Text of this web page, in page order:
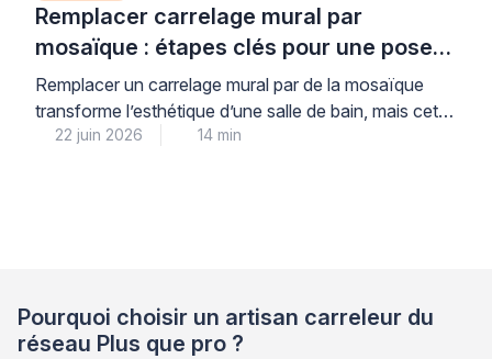
Remplacer carrelage mural par
mosaïque : étapes clés pour une pose
durable
Remplacer un carrelage mural par de la mosaïque
transforme l’esthétique d’une salle de bain, mais cette
opération nécessite une méthodologie rigoureuse
22 juin 2026 14 min
Pourquoi choisir un artisan carreleur du
réseau Plus que pro ?